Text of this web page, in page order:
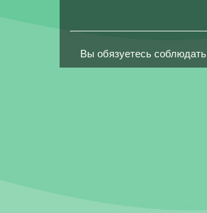
Вы обязуетесь соблюдать